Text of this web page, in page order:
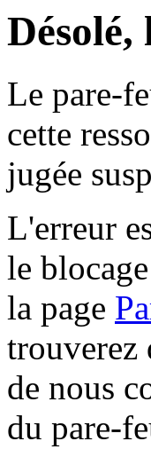
Désolé,
Le pare-
cette
jugée
L'erreur
le
la page
trouverez
de nous
du pare-